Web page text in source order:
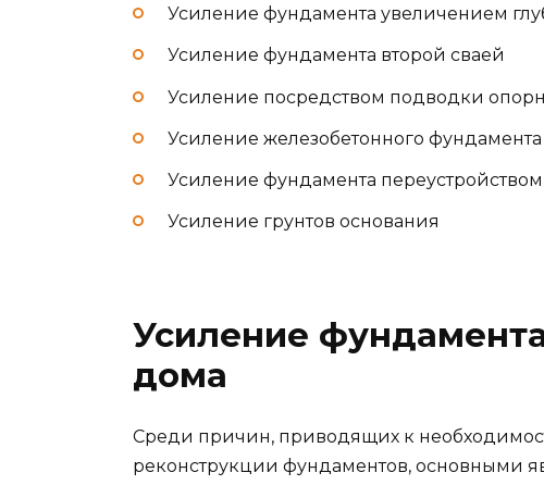
Усиление фундамента увеличением
Усиление фундамента второй сваей
Усиление посредством подводки
Усиление железобетонного
Усиление фундамента
Усиление грунтов основания
Усиление
дома
Среди причин, приводящих к
реконструкции фундаментов, основными